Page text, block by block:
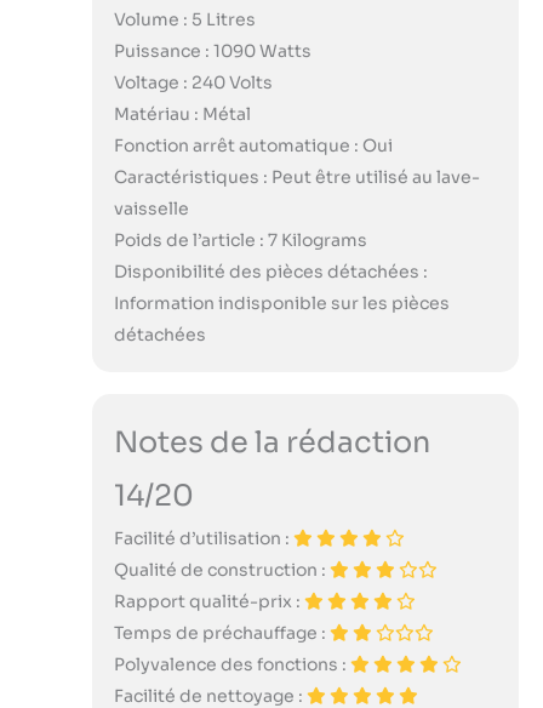
Volume : 5 Litres
Puissance : 1090 Watts
Voltage : 240 Volts
Matériau : Métal
Fonction arrêt automatique : Oui
Caractéristiques : Peut être utilisé au lave-
vaisselle
Poids de l’article : 7 Kilograms
Disponibilité des pièces détachées :
Information indisponible sur les pièces
détachées
Notes de la rédaction
14/20
Facilité d’utilisation :
Qualité de construction :
Rapport qualité-prix :
Temps de préchauffage :
Polyvalence des fonctions :
Facilité de nettoyage :